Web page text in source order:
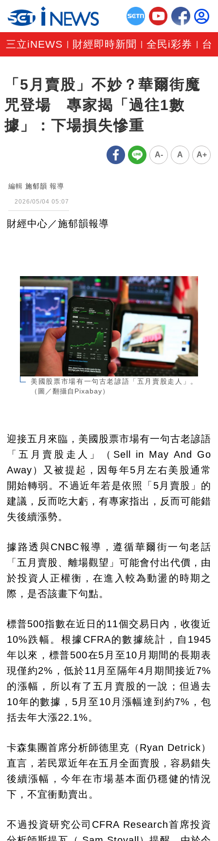
三立iNEWS 財經即時新聞 |全民i彩券 台
「5月賣股」不妙？華爾街魔
咒登場 專家揭「過往1數
據」：下場損失慘重
A- A A+
編輯 施郁韻 報導
2026/05/04 05:07
財經中心／施郁韻報導
美國股票市場有一句古老諺語「五月賣股走人」。
（圖／翻攝自Pixabay）
迎接五月來臨，美國股票市場有一句古老諺語
「五月賣股走人」（Sell in May And Go
Away）又被提起，因每年5月左右美股通常
開始轉弱。不過近年若是依照「5月賣股」的
建議，反而吃大虧，有專家指出，反而可能錯
失後續漲勢。
據路透與CNBC報導，遵循華爾街一句老話
「五月賣股、離場觀望」可能會付出代價，由
於投資人正權衡，在進入較為動盪的時期之
際，是否該畫下句點。
標普500指數在近日的11個交易日內，收復近
10%跌幅。根據CFRA的數據統計，自1945
年以來，標普500在5月至10月期間的長期表
現僅約2%，低於11月至隔年4月期間接近7%
的漲幅，所以有了五月賣股的一說；但過去
10年的數據，5月至10月漲幅達到約7%，包
括去年大漲22.1%。
卡森集團首席分析師德里克（Ryan Detrick）
直言，若民眾近年在五月全面賣股，容易錯失
後續漲幅，今年在市場基本面仍穩健的情況
下，不宜衝動賣出。
不過投資研究公司CFRA Research首席投資